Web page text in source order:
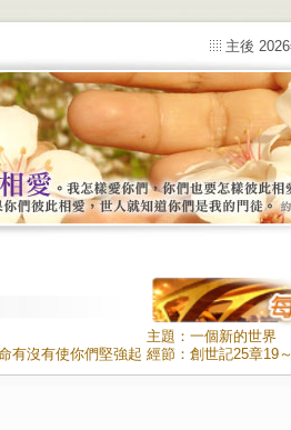
主後
有沒有使你們堅強起
和聖靈有沒有團契？
如果有，我要求你
同的情感，和一致
主題：一個新的世界
經節：創世記25章19